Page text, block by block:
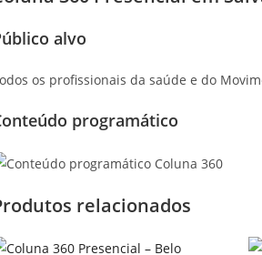
alvo
os profissionais da saúde e do
programático
relacionados